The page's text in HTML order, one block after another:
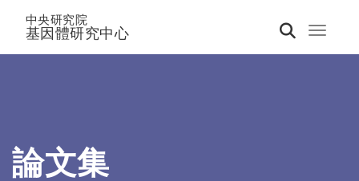
Toggle
中央研究院
基因體研究中心
論文集